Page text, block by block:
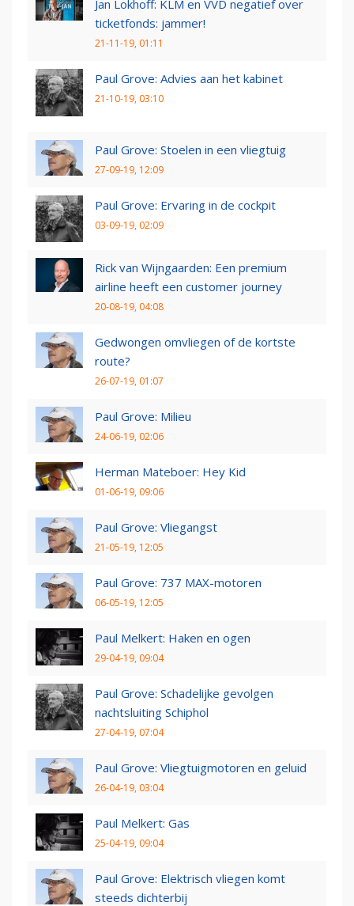
Jan Lokhoff: KLM en VVD negatief over
ticketfonds: jammer!
21-11-19, 01:11
Paul Grove: Advies aan het kabinet
21-10-19, 03:10
Paul Grove: Stoelen in een vliegtuig
27-09-19, 12:09
Paul Grove: Ervaring in de cockpit
03-09-19, 02:09
Rick van Wijngaarden: Een premium
airline heeft een customer journey
20-08-19, 04:08
Gedwongen omvliegen of de kortste
route?
26-07-19, 01:07
Paul Grove: Milieu
24-06-19, 02:06
Herman Mateboer: Hey Kid
01-06-19, 09:06
Paul Grove: Vliegangst
21-05-19, 12:05
Paul Grove: 737 MAX-motoren
06-05-19, 12:05
Paul Melkert: Haken en ogen
29-04-19, 09:04
Paul Grove: Schadelijke gevolgen
nachtsluiting Schiphol
27-04-19, 07:04
Paul Grove: Vliegtuigmotoren en geluid
26-04-19, 03:04
Paul Melkert: Gas
25-04-19, 09:04
Paul Grove: Elektrisch vliegen komt
steeds dichterbij